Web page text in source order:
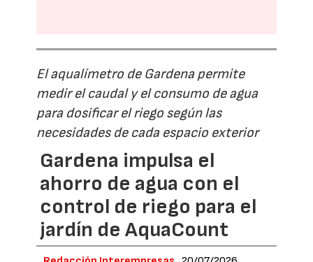
El aqualímetro de Gardena permite
medir el caudal y el consumo de agua
para dosificar el riego según las
necesidades de cada espacio exterior
Gardena impulsa el
ahorro de agua con el
control de riego para el
jardín de AquaCount